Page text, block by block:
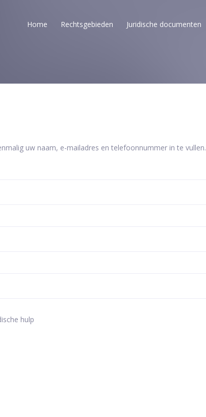
Home Rechtsgebieden Juridische documenten
uw naam, e-mailadres en telefoonnummer in te vullen.
hulp